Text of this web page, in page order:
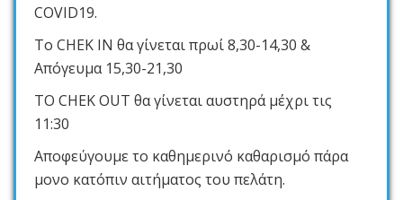
COVID19.
Το CHEK IN θα γίνεται πρωί 8,30-14,30 &
Απόγευμα 15,30-21,30
ΤΟ CHEK OUT θα γίνεται αυστηρά μέχρι τις
11:30
Αποφεύγουμε το καθημερινό καθαρισμό πάρα
μονο κατόπιν αιτήματος του πελάτη.